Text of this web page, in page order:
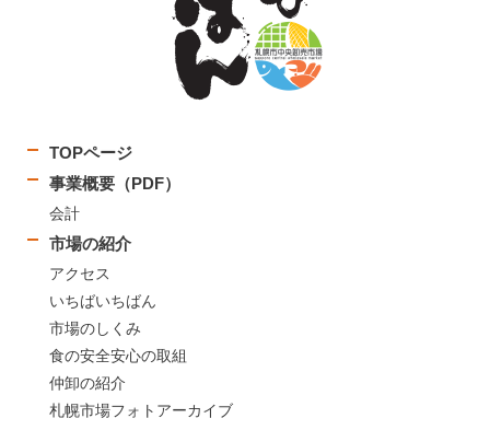
TOPページ
事業概要（PDF）
会計
市場の紹介
アクセス
いちばいちばん
市場のしくみ
食の安全安心の取組
仲卸の紹介
札幌市場フォトアーカイブ